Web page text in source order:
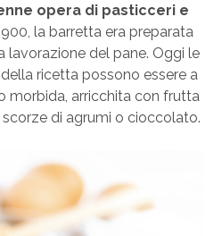
opera di pasticceri e
la barretta era preparata
lavorazione del pane. Oggi le
ricetta possono essere a
morbida, arricchita con frutta
scorze di agrumi o cioccolato.